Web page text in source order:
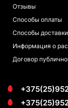
Отзывы
Способы оплаты
Способы доставки
Информация о
Договор